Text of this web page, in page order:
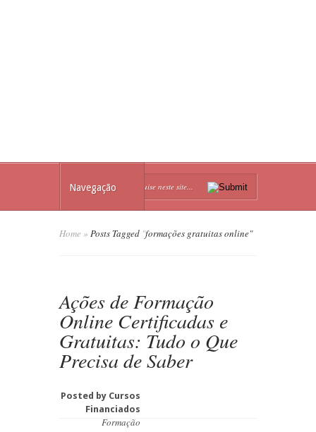
Navegação
Home » Posts Tagged "formações gratuitas online"
Ações de Formação
Online Certificadas e
Gratuitas: Tudo o Que
Precisa de Saber
Posted by Cursos
Financiados
Formação